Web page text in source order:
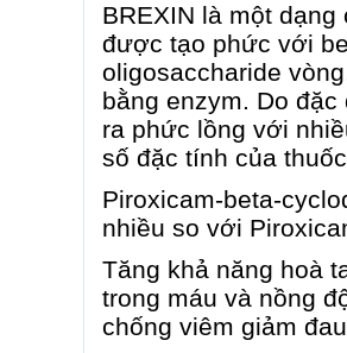
BREXIN là một
được tạo phức với
oligosaccharide
bằng enzym. Do
ra phức lồng với
số đặc tính của
Piroxicam-beta-
nhiều so với
Tăng khả năng hoà
trong máu và nồng
chống viêm giảm